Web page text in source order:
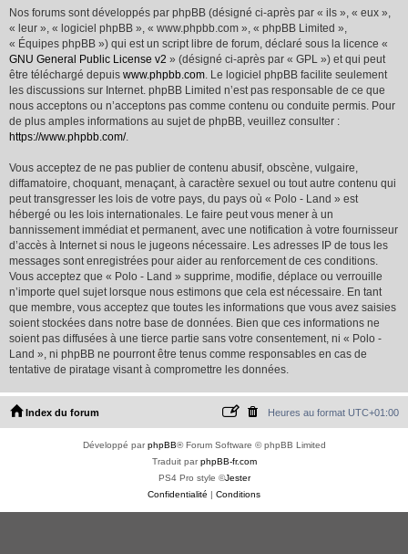
Nos forums sont développés par phpBB (désigné ci-après par « ils », « eux »,
« leur », « logiciel phpBB », « www.phpbb.com », « phpBB Limited »,
« Équipes phpBB ») qui est un script libre de forum, déclaré sous la licence «
GNU General Public License v2 » (désigné ci-après par « GPL ») et qui peut
être téléchargé depuis www.phpbb.com. Le logiciel phpBB facilite seulement
les discussions sur Internet. phpBB Limited n’est pas responsable de ce que
nous acceptons ou n’acceptons pas comme contenu ou conduite permis. Pour
de plus amples informations au sujet de phpBB, veuillez consulter :
https://www.phpbb.com/.
Vous acceptez de ne pas publier de contenu abusif, obscène, vulgaire,
diffamatoire, choquant, menaçant, à caractère sexuel ou tout autre contenu qui
peut transgresser les lois de votre pays, du pays où « Polo - Land » est
hébergé ou les lois internationales. Le faire peut vous mener à un
bannissement immédiat et permanent, avec une notification à votre fournisseur
d’accès à Internet si nous le jugeons nécessaire. Les adresses IP de tous les
messages sont enregistrées pour aider au renforcement de ces conditions.
Vous acceptez que « Polo - Land » supprime, modifie, déplace ou verrouille
n’importe quel sujet lorsque nous estimons que cela est nécessaire. En tant
que membre, vous acceptez que toutes les informations que vous avez saisies
soient stockées dans notre base de données. Bien que ces informations ne
soient pas diffusées à une tierce partie sans votre consentement, ni « Polo -
Land », ni phpBB ne pourront être tenus comme responsables en cas de
tentative de piratage visant à compromettre les données.
Index du forum Heures au format UTC+01:00
Développé parphpBB® Forum Software © phpBB Limited
Traduit parphpBB-fr.com
PS4 Pro style ©Jester
Confidentialité | Conditions